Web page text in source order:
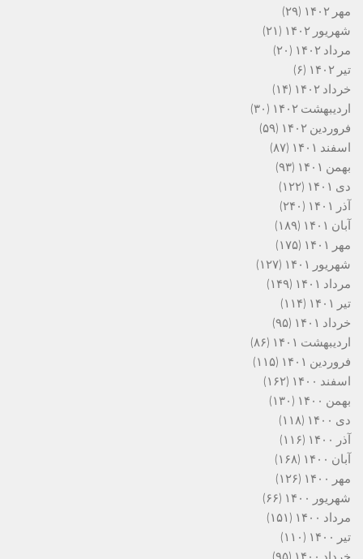
مهر ۱۴۰۲
(۲۹)
شهریور ۱۴۰۲
(۲۱)
مرداد ۱۴۰۲
(۲۰)
تیر ۱۴۰۲
(۶)
خرداد ۱۴۰۲
(۱۴)
اردیبهشت ۱۴۰۲
(۳۰)
فروردین ۱۴۰۲
(۵۹)
اسفند ۱۴۰۱
(۸۷)
بهمن ۱۴۰۱
(۹۳)
دی ۱۴۰۱
(۱۲۲)
آذر ۱۴۰۱
(۲۴۰)
آبان ۱۴۰۱
(۱۸۹)
مهر ۱۴۰۱
(۱۷۵)
شهریور ۱۴۰۱
(۱۲۷)
مرداد ۱۴۰۱
(۱۴۹)
تیر ۱۴۰۱
(۱۱۴)
خرداد ۱۴۰۱
(۹۵)
اردیبهشت ۱۴۰۱
(۸۶)
فروردین ۱۴۰۱
(۱۱۵)
اسفند ۱۴۰۰
(۱۶۲)
بهمن ۱۴۰۰
(۱۳۰)
دی ۱۴۰۰
(۱۱۸)
آذر ۱۴۰۰
(۱۱۶)
آبان ۱۴۰۰
(۱۶۸)
مهر ۱۴۰۰
(۱۲۶)
شهریور ۱۴۰۰
(۶۶)
مرداد ۱۴۰۰
(۱۵۱)
تیر ۱۴۰۰
(۱۱۰)